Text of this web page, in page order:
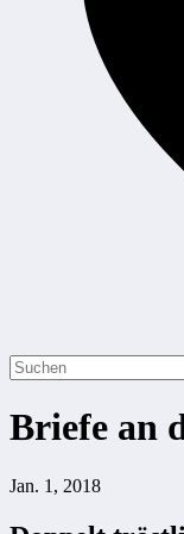
Briefe an
Jan. 1, 2018